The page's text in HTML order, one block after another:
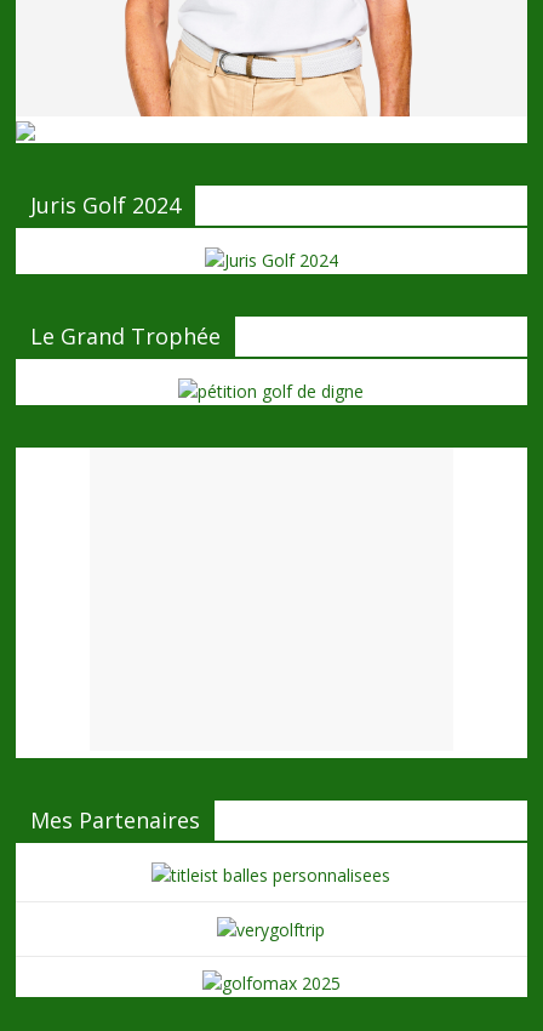
Juris Golf 2024
Le Grand Trophée
Mes Partenaires